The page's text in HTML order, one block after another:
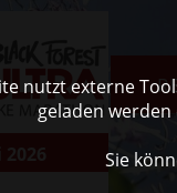
nutzt externe
geladen
Sie